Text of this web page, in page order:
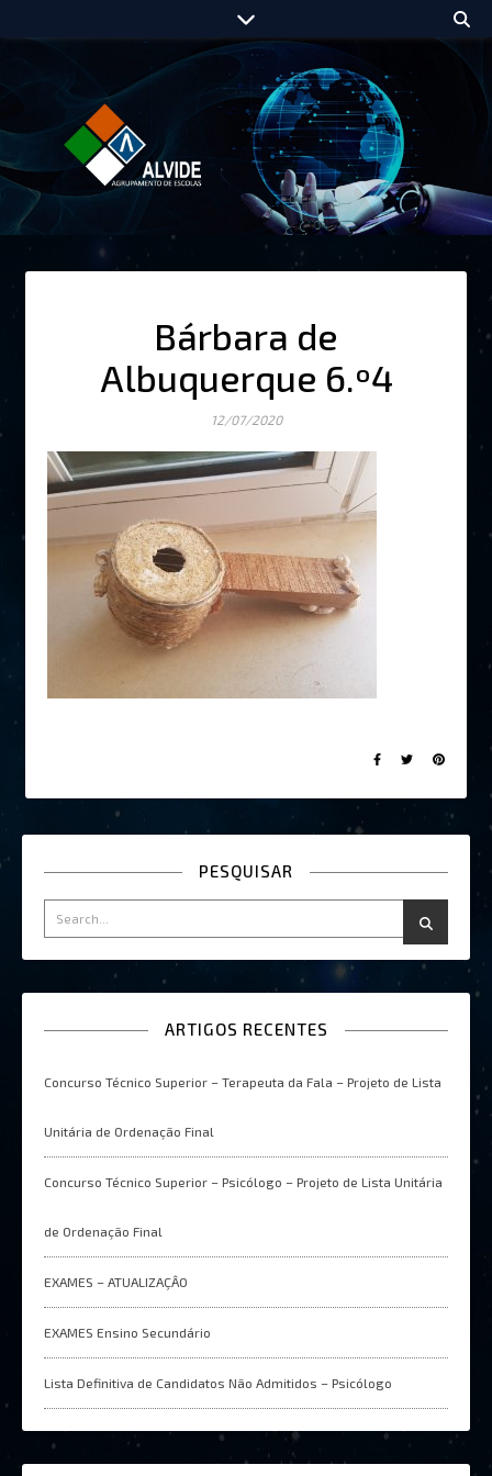
Bárbara de
Albuquerque 6.º4
12/07/2020
PESQUISAR
ARTIGOS RECENTES
Concurso Técnico Superior – Terapeuta da Fala – Projeto de Lista
Unitária de Ordenação Final
Concurso Técnico Superior – Psicólogo – Projeto de Lista Unitária
de Ordenação Final
EXAMES – ATUALIZAÇÂO
EXAMES Ensino Secundário
Lista Definitiva de Candidatos Não Admitidos – Psicólogo